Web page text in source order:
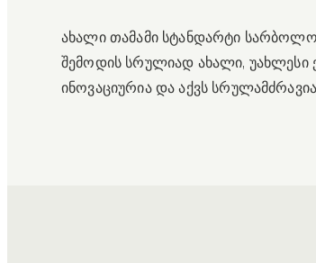
ახალი თამამი სტანდარტი სარბოლო
შემოდის სრულიად ახალი, უახლესი
ინოვაციურია და აქვს